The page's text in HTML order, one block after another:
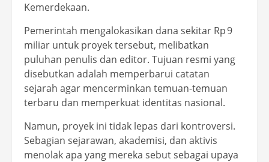
Kemerdekaan.
Pemerintah mengalokasikan dana sekitar Rp 9
miliar untuk proyek tersebut, melibatkan
puluhan penulis dan editor. Tujuan resmi yang
disebutkan adalah memperbarui catatan
sejarah agar mencerminkan temuan-temuan
terbaru dan memperkuat identitas nasional.
Namun, proyek ini tidak lepas dari kontroversi.
Sebagian sejarawan, akademisi, dan aktivis
menolak apa yang mereka sebut sebagai upaya